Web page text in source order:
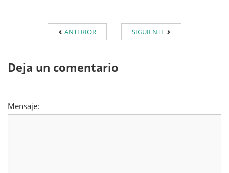
ANTERIOR SIGUIENTE
Deja un comentario
Mensaje: